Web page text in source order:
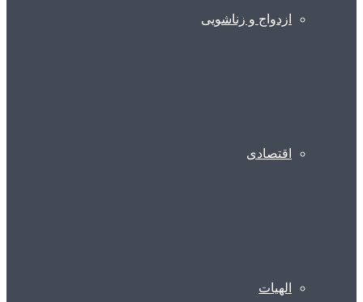
ازدواج و زناشویی
اقتصادی
الهیات